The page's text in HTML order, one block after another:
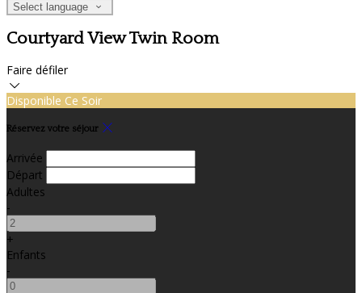
Select language
Courtyard View Twin Room
Faire défiler
Disponible Ce Soir
Réservez votre séjour
Arrivée
Départ
Adultes
-
+
Enfants
-